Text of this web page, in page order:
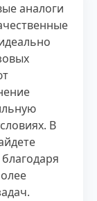
аналоги
В